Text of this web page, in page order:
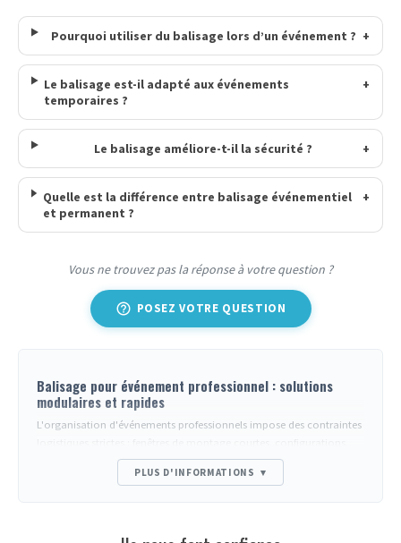
Pourquoi utiliser du balisage lors d’un événement ? +
Le balisage est-il adapté aux événements
temporaires ?
+
Le balisage améliore-t-il la sécurité ? +
Quelle est la différence entre balisage événementiel
et permanent ?
+
Vous ne trouvez pas la réponse à votre question ?
help_outline POSEZ VOTRE QUESTION
Balisage pour événement professionnel : solutions
modulaires et rapides
L'organisation d'événements professionnels impose des contraintes
changeantes d'une édition à l'autre, transport fréquent du matériel.
balisage pour événement répond à ces exigences avec des
PLUS D'INFORMATIONS ▾